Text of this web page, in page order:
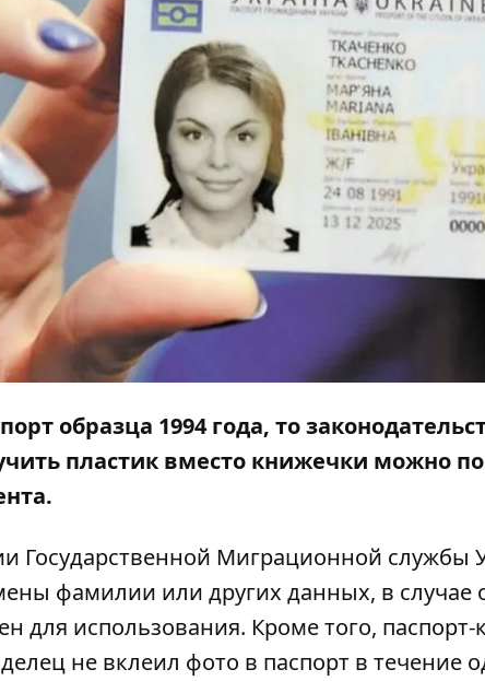
образца 1994 года, то
пластик вместо книжечки можно
Государственной Миграционной службы
фамилии или других данных, в
для использования. Кроме того,
не вклеил фото в паспорт в течение